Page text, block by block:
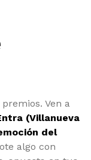
Ven a
(Villanueva
del
algo con